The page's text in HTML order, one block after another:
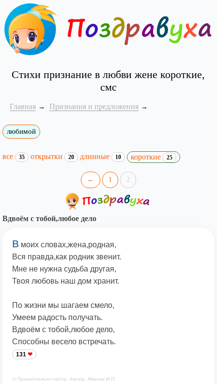
Стихи признание в любви жене короткие,
смс
Главная Признания и предложения
любимой
все 35 открытки 20 длинные 10 короткие 25
← 1 2
Вдвоём с тобой,любое дело
В моих словах,жена,родная,
Вся правда,как родник звенит.
Мне не нужна судьба другая,
Твоя любовь наш дом хранит.
По жизни мы шагаем смело,
Умеем радость получать.
Вдвоём с тобой,любое дело,
Способны весело встречать.
131
© Принадлежит сайту. Автор: Иванов И.П.